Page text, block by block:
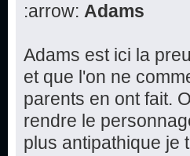
:arrow: Adams
Adams est ici la
et que l'on ne
parents en ont fait.
rendre le
plus antipathique je